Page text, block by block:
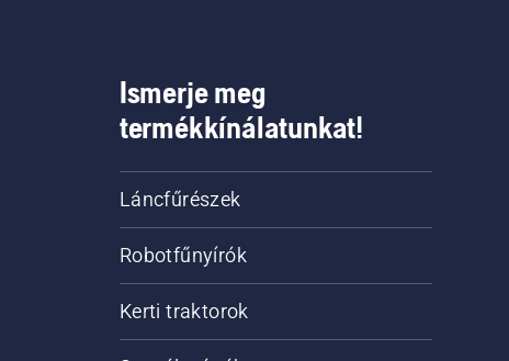
Ismerje meg
termékkínálatunkat!
Láncfűrészek
Robotfűnyírók
Kerti traktorok